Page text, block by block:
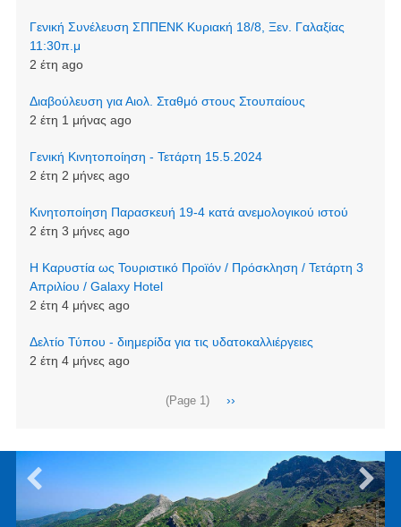
Γενική Συνέλευση ΣΠΠΕΝΚ Κυριακή 18/8, Ξεν. Γαλαξίας
11:30π.μ
2 έτη ago
Διαβούλευση για Αιολ. Σταθμό στους Στουπαίους
2 έτη 1 μήνας ago
Γενική Κινητοποίηση - Τετάρτη 15.5.2024
2 έτη 2 μήνες ago
Κινητοποίηση Παρασκευή 19-4 κατά ανεμολογικού ιστού
2 έτη 3 μήνες ago
Η Καρυστία ως Τουριστικό Προϊόν / Πρόσκληση / Τετάρτη 3
Απριλίου / Galaxy Hotel
2 έτη 4 μήνες ago
Δελτίο Τύπου - διημερίδα για τις υδατοκαλλιέργειες
2 έτη 4 μήνες ago
(Page 1)
Next
››